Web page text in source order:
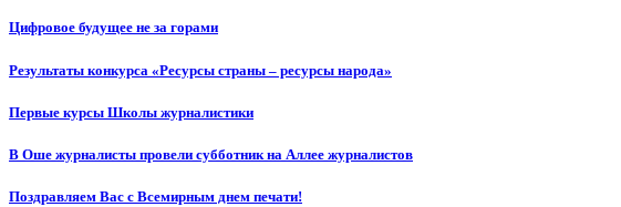
Цифровое будущее не за горами
Результаты конкурса «Ресурсы страны – ресурсы народа»
Первые курсы Школы журналистики
В Оше журналисты провели субботник на Аллее журналистов
Поздравляем Вас с Всемирным днем печати!